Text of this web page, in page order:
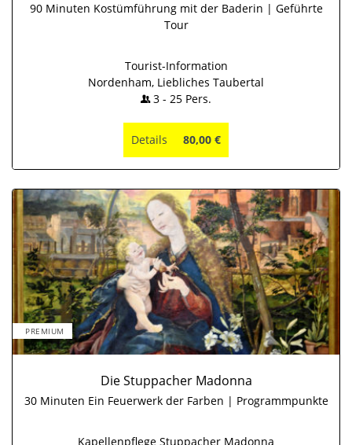
90 Minuten Kostümführung mit der Baderin | Geführte
Tour
Tourist-Information
Nordenham, Liebliches Taubertal
3 - 25 Pers.
Details 80,00 €
PREMIUM
Die Stuppacher Madonna
30 Minuten Ein Feuerwerk der Farben | Programmpunkte
Kapellenpflege Stuppacher Madonna